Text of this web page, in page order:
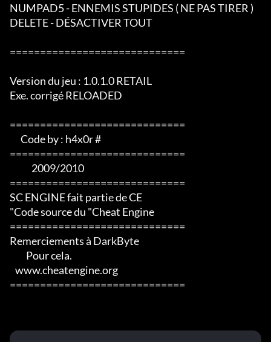
NUMPAD5 - ENNEMIS STUPIDES ( NE PAS TIRER )
DELETE - DÉSACTIVER TOUT
=============================
Version du jeu : 1.0.1.0 RETAIL
Exe. corrigé RELOADED
=============================
=============================
=============================
SC ENGINE fait partie de CE
"Code source du "Cheat Engine
=============================
Remerciements à DarkByte
=============================